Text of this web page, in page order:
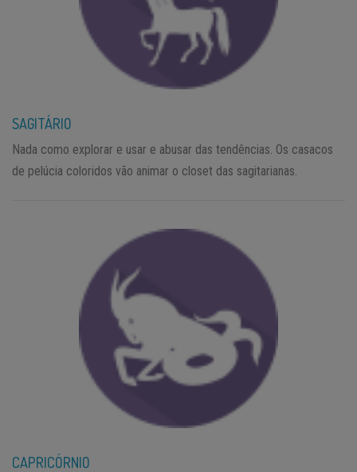
SAGITÁRIO
Nada como explorar e usar e abusar das tendências. Os casacos
de pelúcia coloridos vão animar o closet das sagitarianas.
CAPRICÓRNIO